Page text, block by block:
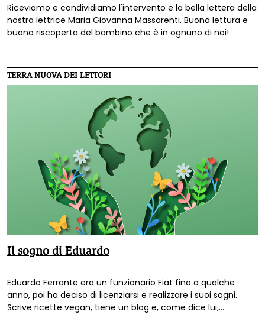
Riceviamo e condividiamo l'intervento e la bella lettera della
nostra lettrice Maria Giovanna Massarenti. Buona lettura e
buona riscoperta del bambino che è in ognuno di noi!
TERRA NUOVA DEI LETTORI
Il sogno di Eduardo
Eduardo Ferrante era un funzionario Fiat fino a qualche
anno, poi ha deciso di licenziarsi e realizzare i suoi sogni.
Scrive ricette vegan, tiene un blog e, come dice lui,